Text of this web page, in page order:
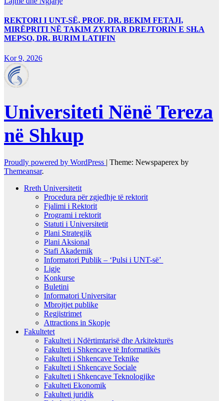
REKTORI I UNT-SË, PROF. DR. BEKIM FETAJI,
MIRËPRITI NË TAKIM ZYRTAR DREJTORIN E SH.A
MEPSO, DR. BURIM LATIFIN
Kor 9, 2026
Universiteti Nënë Tereza
në Shkup
Proudly powered by WordPress | Theme: Newspaperex by
Themeansar.
Rreth Universitetit
Procedura për zgjedhje të rektorit
Fjalimi i Rektorit
Programi i rektorit
Statuti i Universitetit
Plani Strategjik
Plani Aksional
Stafi Akademik
Informatori Publik – ‘Pulsi i UNT-së’
Ligje
Konkurse
Buletini
Informatori Universitar
Mbrojtjet publike
Regjistrimet
Attractions in Skopje
Fakultetet
Fakulteti i Ndërtimtarisë dhe Arkitekturës
Fakulteti i Shkencave të Informatikës
Fakulteti i Shkencave Teknike
Fakulteti i Shkencave Sociale
Fakulteti i Shkencave Teknologjike
Fakulteti Ekonomik
Fakulteti juridik